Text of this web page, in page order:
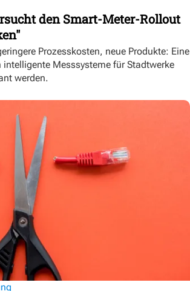
den Smart-Meter-Rollout
Prozesskosten, neue Produkte: Eine
Messsysteme für Stadtwerke
werden.